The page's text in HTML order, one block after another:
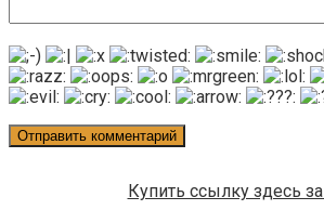
Купить ссылку здесь за